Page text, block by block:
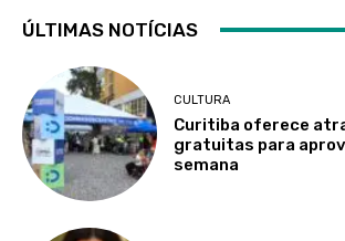
ÚLTIMAS NOTÍCIAS
CULTURA
Curitiba oferece
gratuitas para
semana